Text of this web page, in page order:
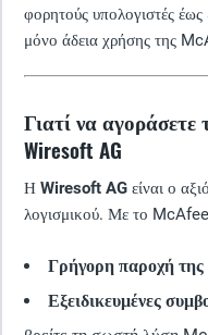
φορητούς υπολογιστές
μόνο άδεια χρήσης της
Γιατί να
Wiresoft AG
Η Wiresoft AG είναι ο
λογισμικού. Με το
Γρήγορη παροχή της
Εξειδικευμένες